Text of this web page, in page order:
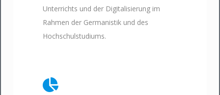
Unterrichts und der Digitalisierung im
Rahmen der Germanistik und des
Hochschulstudiums.